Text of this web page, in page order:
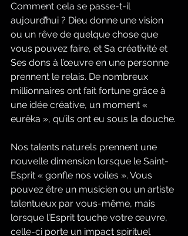
Comment cela se passe-t-il
aujourd’hui ? Dieu donne une vision
ou un rêve de quelque chose que
vous pouvez faire, et Sa créativité et
Ses dons à l’œuvre en une personne
prennent le relais. De nombreux
millionnaires ont fait fortune grâce à
une idée créative, un moment «
eurêka », qu’ils ont eu sous la douche.
Nos talents naturels prennent une
nouvelle dimension lorsque le Saint-
Esprit « gonfle nos voiles ». Vous
pouvez être un musicien ou un artiste
talentueux par vous-même, mais
lorsque l’Esprit touche votre œuvre,
celle-ci porte un impact spirituel